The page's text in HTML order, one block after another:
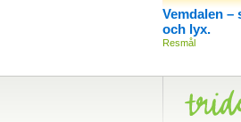
Vemdalen
och lyx.
Resmål